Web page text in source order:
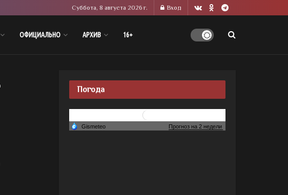
Суббота, 8 августа 2026 г. Вход
ОФИЦИАЛЬНО АРХИВ 16+
Погода